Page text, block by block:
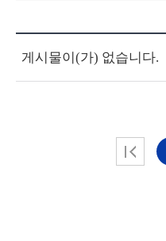
게시물이(가) 없습니다.